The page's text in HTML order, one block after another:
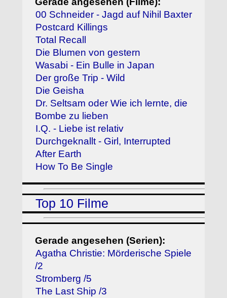
00 Schneider - Jagd auf Nihil Baxter
Postcard Killings
Total Recall
Die Blumen von gestern
Wasabi - Ein Bulle in Japan
Der große Trip - Wild
Die Geisha
Dr. Seltsam oder Wie ich lernte, die
Bombe zu lieben
I.Q. - Liebe ist relativ
Durchgeknallt - Girl, Interrupted
After Earth
How To Be Single
Top 10 Filme
Gerade angesehen (Serien):
Agatha Christie: Mörderische Spiele
/2
Stromberg /5
The Last Ship /3